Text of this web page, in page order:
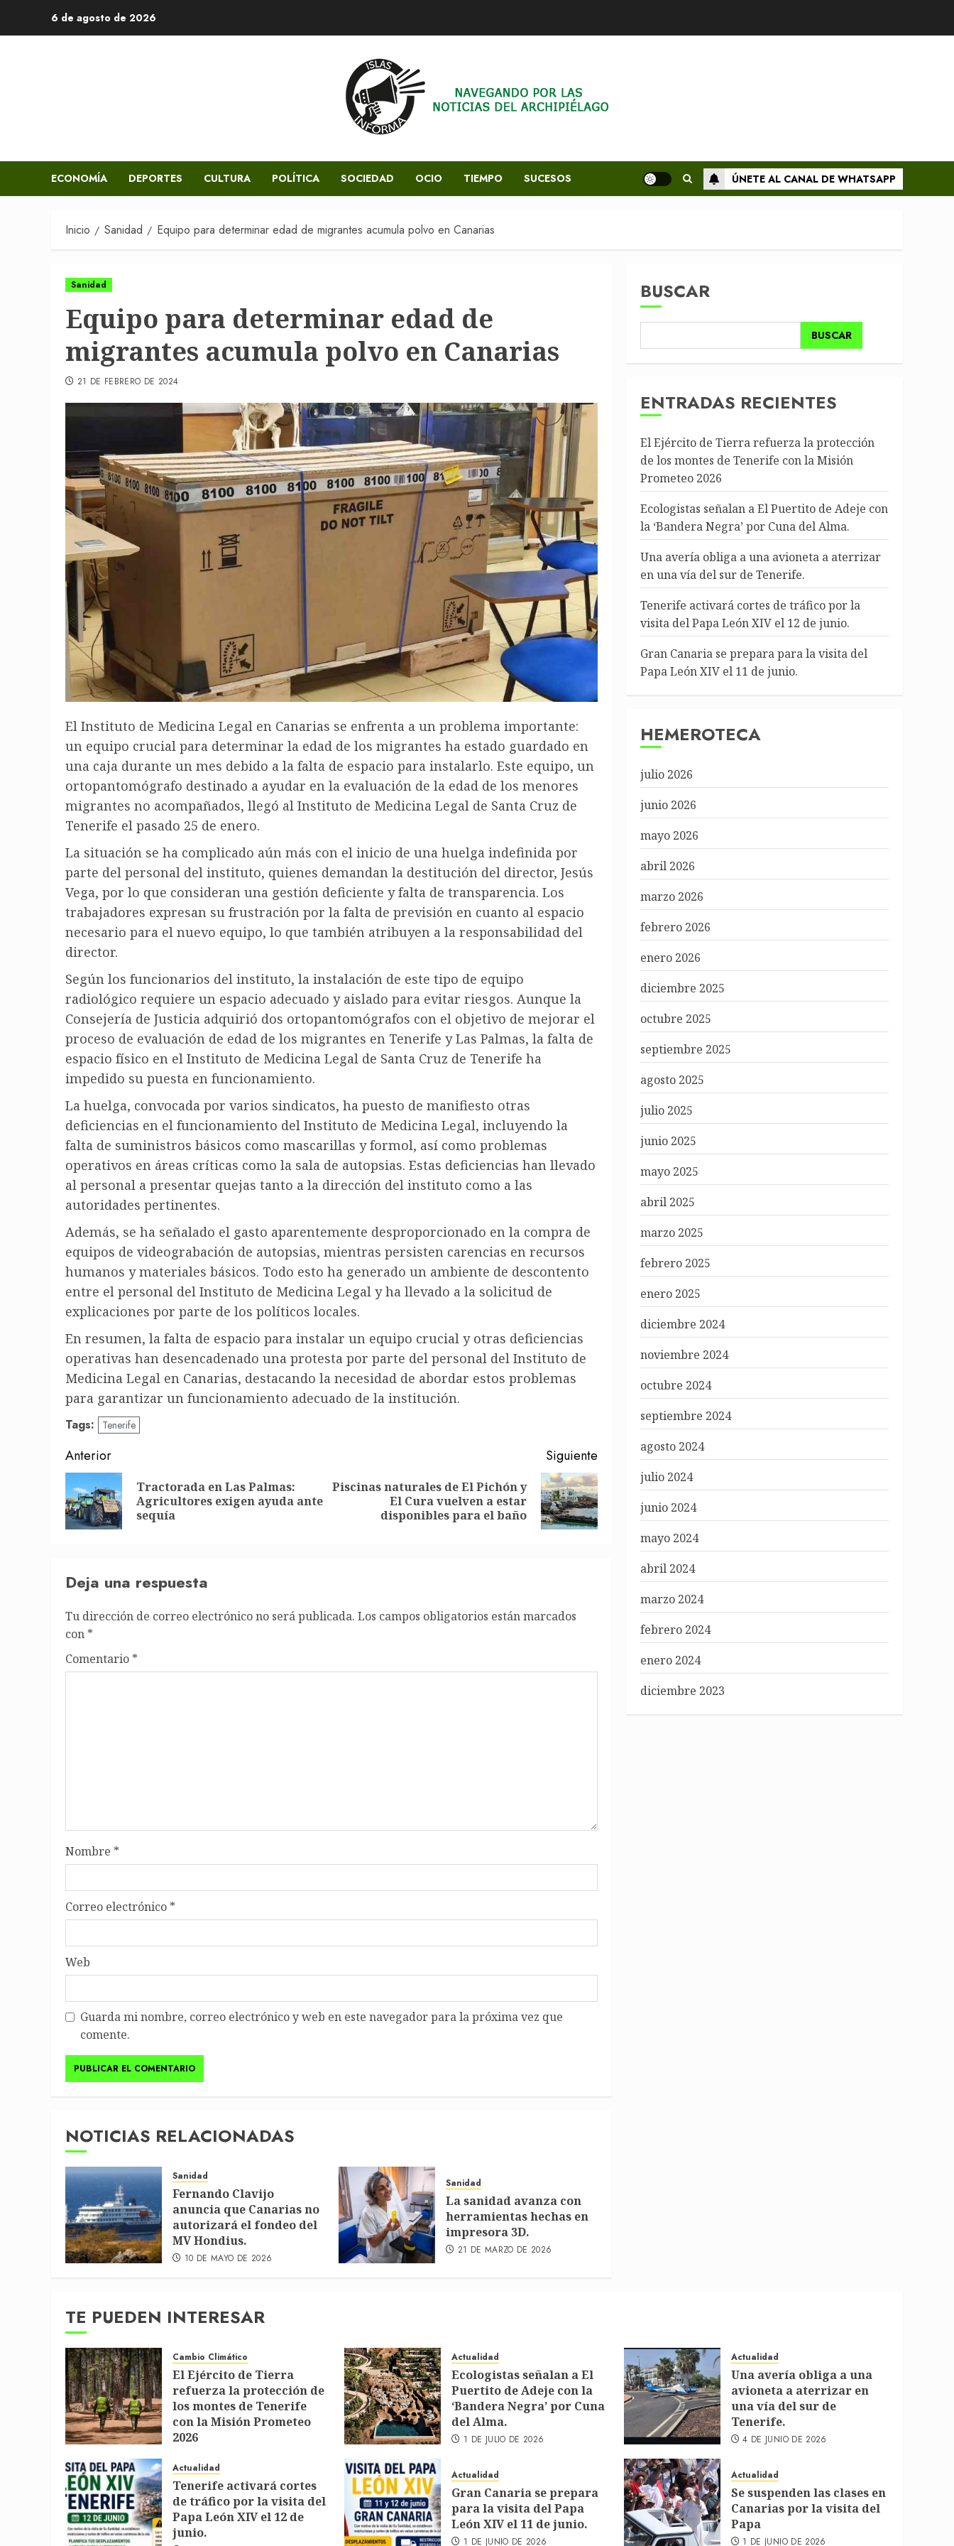
6 de agosto de 2026
ECONOMÍA DEPORTES CULTURA POLÍTICA SOCIEDAD OCIO TIEMPO SUCESOS ÚNETE AL CANAL DE WHATSAPP
Inicio Sanidad Equipo para determinar edad de migrantes acumula polvo en Canarias
Sanidad
Equipo para determinar edad de
migrantes acumula polvo en Canarias
21 DE FEBRERO DE 2024
El Instituto de Medicina Legal en Canarias se enfrenta a un problema importante:
un equipo crucial para determinar la edad de los migrantes ha estado guardado en
una caja durante un mes debido a la falta de espacio para instalarlo. Este equipo, un
ortopantomógrafo destinado a ayudar en la evaluación de la edad de los menores
migrantes no acompañados, llegó al Instituto de Medicina Legal de Santa Cruz de
Tenerife el pasado 25 de enero.
La situación se ha complicado aún más con el inicio de una huelga indefinida por
parte del personal del instituto, quienes demandan la destitución del director, Jesús
Vega, por lo que consideran una gestión deficiente y falta de transparencia. Los
trabajadores expresan su frustración por la falta de previsión en cuanto al espacio
necesario para el nuevo equipo, lo que también atribuyen a la responsabilidad del
director.
Según los funcionarios del instituto, la instalación de este tipo de equipo
radiológico requiere un espacio adecuado y aislado para evitar riesgos. Aunque la
Consejería de Justicia adquirió dos ortopantomógrafos con el objetivo de mejorar el
proceso de evaluación de edad de los migrantes en Tenerife y Las Palmas, la falta de
espacio físico en el Instituto de Medicina Legal de Santa Cruz de Tenerife ha
impedido su puesta en funcionamiento.
La huelga, convocada por varios sindicatos, ha puesto de manifiesto otras
deficiencias en el funcionamiento del Instituto de Medicina Legal, incluyendo la
falta de suministros básicos como mascarillas y formol, así como problemas
operativos en áreas críticas como la sala de autopsias. Estas deficiencias han llevado
al personal a presentar quejas tanto a la dirección del instituto como a las
autoridades pertinentes.
Además, se ha señalado el gasto aparentemente desproporcionado en la compra de
equipos de videograbación de autopsias, mientras persisten carencias en recursos
humanos y materiales básicos. Todo esto ha generado un ambiente de descontento
entre el personal del Instituto de Medicina Legal y ha llevado a la solicitud de
explicaciones por parte de los políticos locales.
En resumen, la falta de espacio para instalar un equipo crucial y otras deficiencias
operativas han desencadenado una protesta por parte del personal del Instituto de
Medicina Legal en Canarias, destacando la necesidad de abordar estos problemas
para garantizar un funcionamiento adecuado de la institución.
Tags: Tenerife
Post
navigation
Anterior
Entrada
anterior:
Tractorada en Las Palmas:
Agricultores exigen ayuda ante
sequía
Siguiente
Siguiente
entrada:
Piscinas naturales de El Pichón y
El Cura vuelven a estar
disponibles para el baño
Deja una respuesta
Tu dirección de correo electrónico no será publicada. Los campos obligatorios están marcados
con *
Comentario *
Nombre *
Correo electrónico *
Web
Guarda mi nombre, correo electrónico y web en este navegador para la próxima vez que
comente.
NOTICIAS RELACIONADAS
Sanidad
Fernando Clavijo
anuncia que Canarias no
autorizará el fondeo del
MV Hondius.
10 DE MAYO DE 2026
Sanidad
La sanidad avanza con
herramientas hechas en
impresora 3D.
21 DE MARZO DE 2026
BUSCAR
BUSCAR
ENTRADAS RECIENTES
El Ejército de Tierra refuerza la protección
de los montes de Tenerife con la Misión
Prometeo 2026
Ecologistas señalan a El Puertito de Adeje con
la ‘Bandera Negra’ por Cuna del Alma.
Una avería obliga a una avioneta a aterrizar
en una vía del sur de Tenerife.
Tenerife activará cortes de tráfico por la
visita del Papa León XIV el 12 de junio.
Gran Canaria se prepara para la visita del
Papa León XIV el 11 de junio.
HEMEROTECA
julio 2026
junio 2026
mayo 2026
abril 2026
marzo 2026
febrero 2026
enero 2026
diciembre 2025
octubre 2025
septiembre 2025
agosto 2025
julio 2025
junio 2025
mayo 2025
abril 2025
marzo 2025
febrero 2025
enero 2025
diciembre 2024
noviembre 2024
octubre 2024
septiembre 2024
agosto 2024
julio 2024
junio 2024
mayo 2024
abril 2024
marzo 2024
febrero 2024
enero 2024
diciembre 2023
TE PUEDEN INTERESAR
Cambio Climático
El Ejército de Tierra
refuerza la protección de
los montes de Tenerife
con la Misión Prometeo
2026
Actualidad
Ecologistas señalan a El
Puertito de Adeje con la
‘Bandera Negra’ por Cuna
del Alma.
1 DE JULIO DE 2026
Actualidad
Una avería obliga a una
avioneta a aterrizar en
una vía del sur de
Tenerife.
4 DE JUNIO DE 2026
Actualidad
Tenerife activará cortes
de tráfico por la visita del
Papa León XIV el 12 de
junio.
Actualidad
Gran Canaria se prepara
para la visita del Papa
León XIV el 11 de junio.
1 DE JUNIO DE 2026
Actualidad
Se suspenden las clases en
Canarias por la visita del
Papa
1 DE JUNIO DE 2026